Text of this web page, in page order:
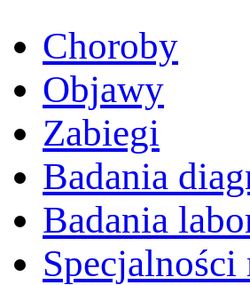
Choroby
Objawy
Zabiegi
Badania
Badania
Specjalności